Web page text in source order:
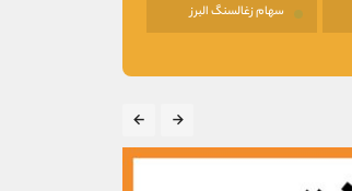
سهام زغالسنگ البرز